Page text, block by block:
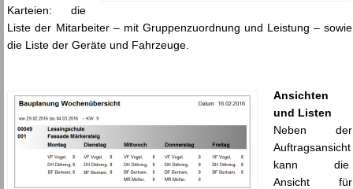
Karteien: die
Liste der Mitarbeiter – mit Gruppenzuordnung und Leistung – sowie
die Liste der Geräte und Fahrzeuge.
Ansichten
und Listen
Neben der
Auftragsansicht
kann die
Ansicht für